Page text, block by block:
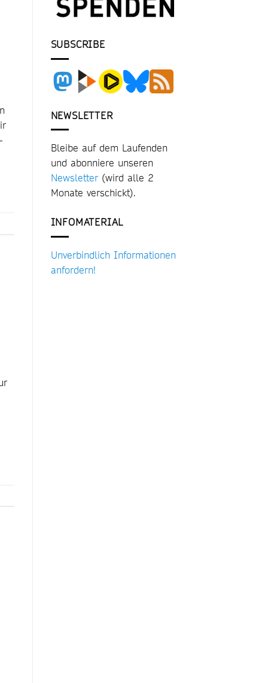
SUBSCRIBE
NEWSLETTER
Bleibe auf dem Laufenden
und abonniere unseren
Newsletter(wird alle 2
Monate verschickt).
INFOMATERIAL
Unverbindlich Informationen
anfordern!